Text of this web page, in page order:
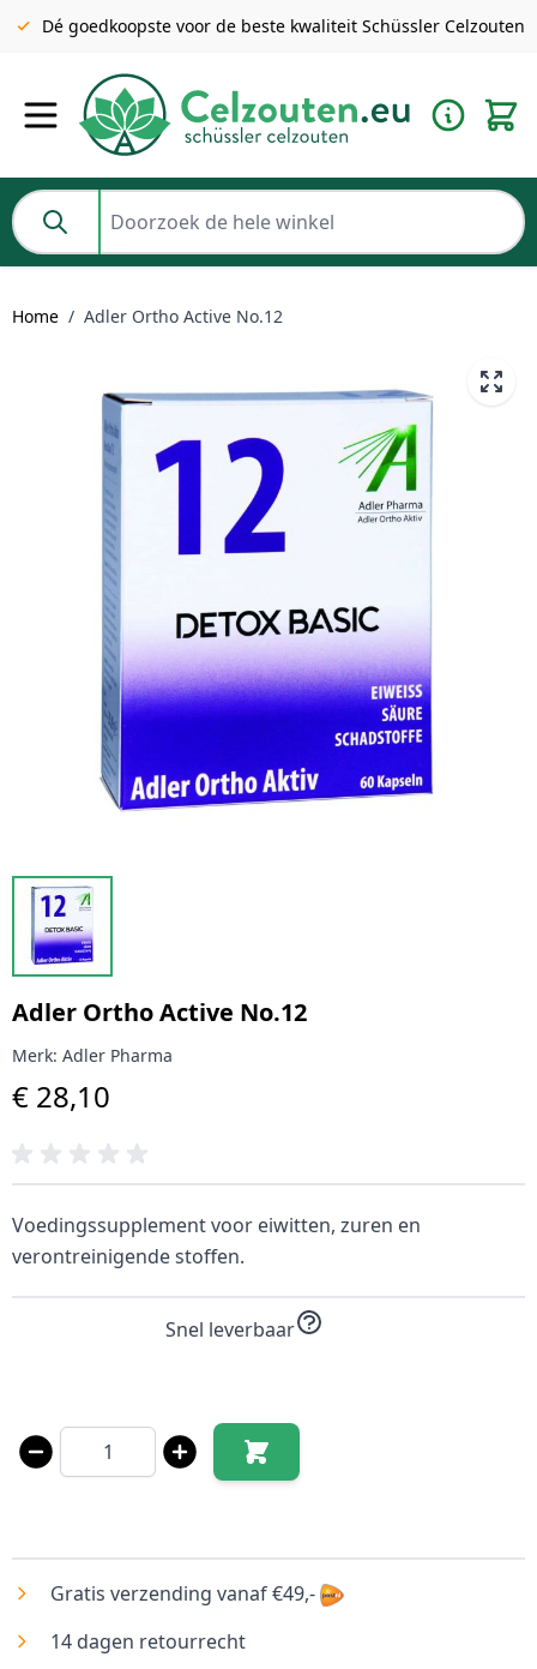
Gratis verzending v.a. €49 NL | BE pakket tot 2KG gratis v.a.
€69
Dé goedkoopste voor de beste kwaliteit Schüssler Celzouten
Doorzoek de hele winkel
Home / Adler Ortho Active No.12
Adler Ortho Active No.12
Merk: Adler Pharma
€ 28,10
Voedingssupplement voor eiwitten, zuren en
verontreinigende stoffen.
Snel leverbaar
Aantal
Gratis verzending vanaf €49,-
14 dagen retourrecht